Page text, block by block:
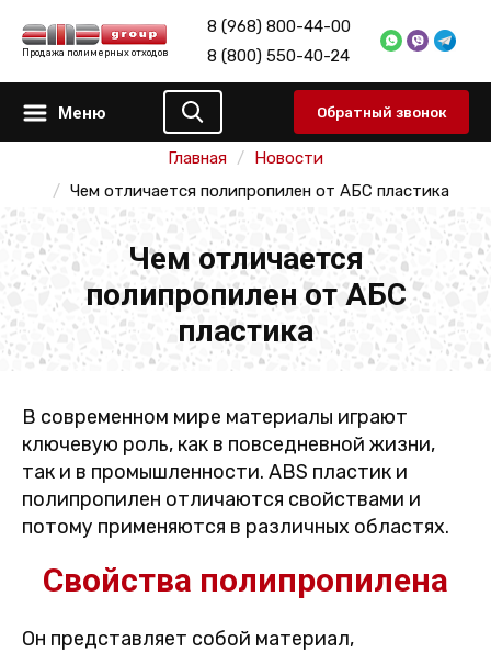
Продажа полимерных отходов
8 (968) 800-44-00
8 (800) 550-40-24
Меню Обратный звонок
Главная
Новости
Чем отличается полипропилен от АБС пластика
Чем отличается
полипропилен от АБС
пластика
В современном мире материалы играют
ключевую роль, как в повседневной жизни,
так и в промышленности. ABS пластик и
полипропилен отличаются свойствами и
потому применяются в различных областях.
Свойства полипропилена
Он представляет собой материал,